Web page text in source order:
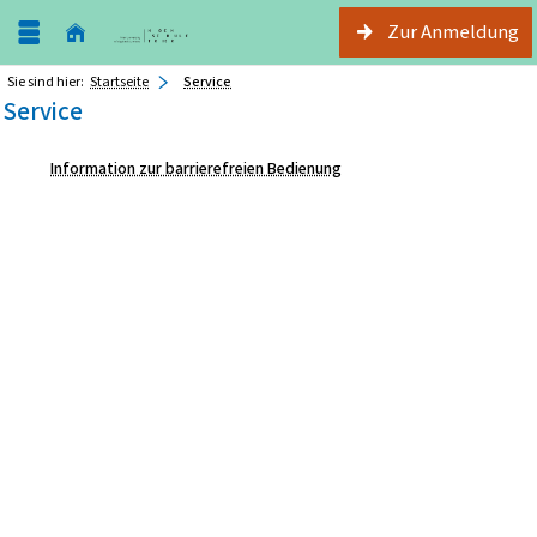
Zur Anmeldung
Sie sind hier: Startseite Service
Service
Information zur barrierefreien Bedienung